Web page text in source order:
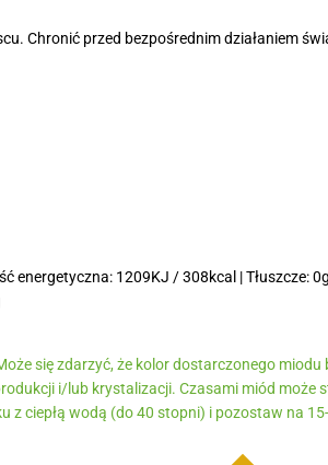
Chronić przed bezpośrednim działaniem
energetyczna: 1209KJ / 308kcal | Tłuszcze:
się zdarzyć, że kolor dostarczonego
i/lub krystalizacji. Czasami miód może
z ciepłą wodą (do 40 stopni) i pozostaw na